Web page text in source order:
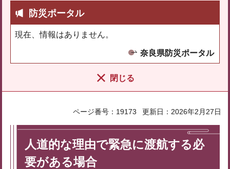
防災ポータル
現在、情報はありません。
奈良県防災ポータル
閉じる
ページ番号：19173 更新日：2026年2月27日
人道的な理由で緊急に渡航する必
要がある場合